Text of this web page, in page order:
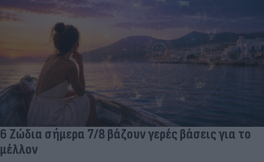
6 Ζώδια σήμερα 7/8 βάζουν γερές βάσεις για το
μέλλον